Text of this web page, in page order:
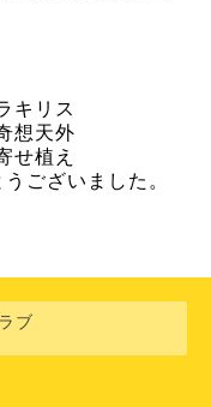
キリス
想天外
せ植え
ございました。
ブ